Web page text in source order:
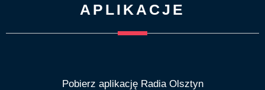
APLIKACJE
Pobierz aplikację Radia Olsztyn